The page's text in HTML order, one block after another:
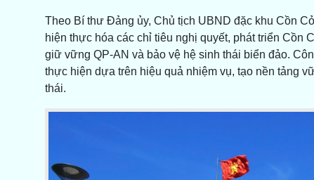
Theo Bí thư Đảng ủy, Chủ tịch UBND đặc khu Cồn
hiện thực hóa các chỉ tiêu nghị quyết, phát triển Cồn
giữ vững QP-AN và bảo vệ hệ sinh thái biển đảo.
thực hiện dựa trên hiệu quả nhiệm vụ, tạo nền tảng
thái.